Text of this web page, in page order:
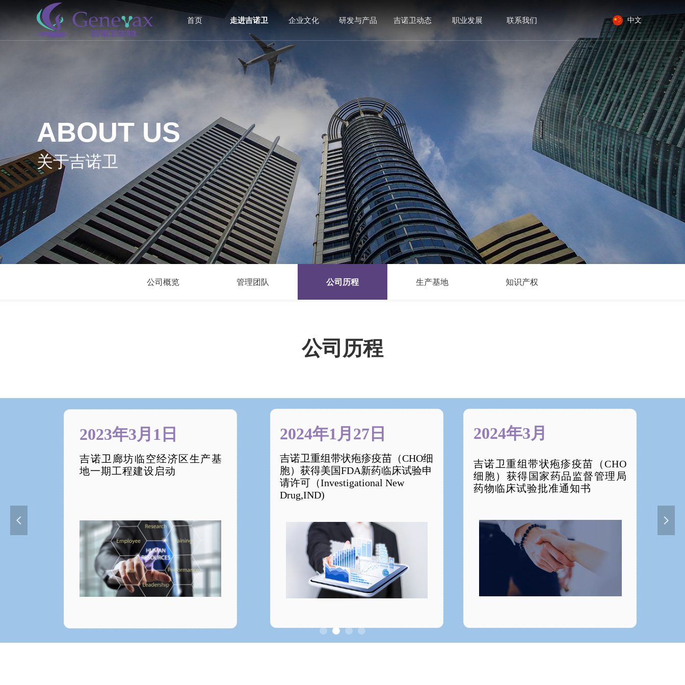
首页 走进吉诺卫 企业文化 研发与产品 吉诺卫动态 职业发展 联系我们 中文
关于吉诺卫
ABOUT US
公司历程
2023年3月1日
吉诺卫廊坊临空经济区生产基
地一期工程建设启动
2024年1月27日
吉诺卫重组带状疱疹疫苗（CHO细
胞）获得美国FDA新药临床试验申
请许可（Investigational New
Drug,IND)
2024年3月
吉诺卫重组带状疱疹疫苗（CHO
细胞）获得国家药品监督管理局
药物临床试验批准通知书
넳 넲
公司概览 管理团队 公司历程 生产基地 知识产权